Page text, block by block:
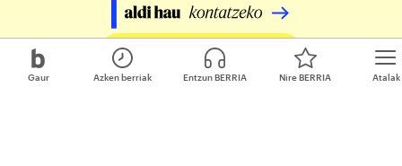
Gaur Atalak
Azken berriak Entzun BERRIA Nire BERRIA
Egin zure ekarpena